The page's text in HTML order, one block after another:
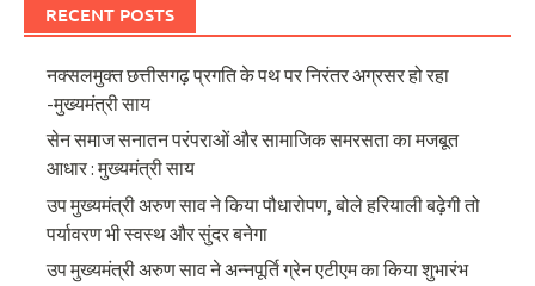
RECENT POSTS
नक्सलमुक्त छत्तीसगढ़ प्रगति के पथ पर निरंतर अग्रसर हो रहा
-मुख्यमंत्री साय
सेन समाज सनातन परंपराओं और सामाजिक समरसता का मजबूत
आधार : मुख्यमंत्री साय
उप मुख्यमंत्री अरुण साव ने किया पौधारोपण, बोले हरियाली बढ़ेगी तो
पर्यावरण भी स्वस्थ और सुंदर बनेगा
उप मुख्यमंत्री अरुण साव ने अन्नपूर्ति ग्रेन एटीएम का किया शुभारंभ